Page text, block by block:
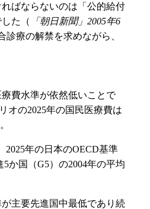
ばならないのは「公的給付
た（
「朝日新聞」2005年6
療の解禁を求めながら、
費水準が依然低いことで
オの2025年の国民医療費は
2025年の日本のOECD基準
か国（G5）の2004年の平均
主要先進国中最低であり続